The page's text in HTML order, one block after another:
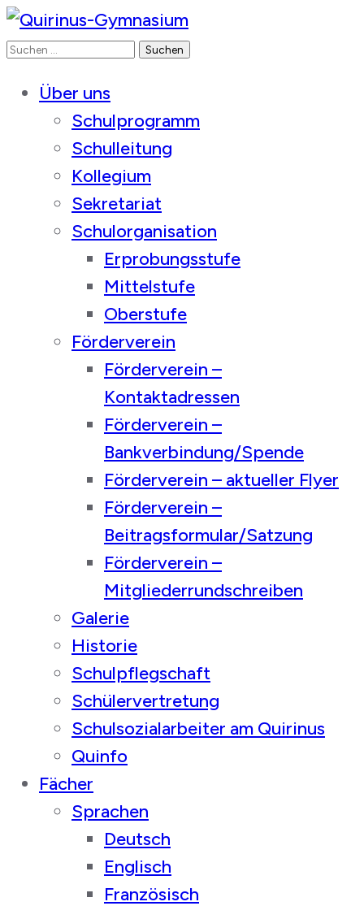
Quirinus-Gymnasium
Suchen
Über uns
Schulprogramm
Schulleitung
Kollegium
Sekretariat
Schulorganisation
Erprobungsstufe
Mittelstufe
Oberstufe
Förderverein
Förderverein –
Kontaktadressen
Förderverein –
Bankverbindung/Spende
Förderverein – aktueller Flyer
Förderverein –
Beitragsformular/Satzung
Förderverein –
Mitgliederrundschreiben
Galerie
Historie
Schulpflegschaft
Schülervertretung
Schulsozialarbeiter am Quirinus
Quinfo
Fächer
Sprachen
Deutsch
Englisch
Französisch